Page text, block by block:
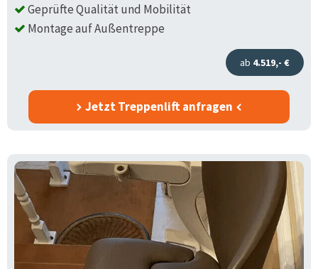
Geprüfte Qualität und Mobilität
Montage auf Außentreppe
ab 4.519,- €
Jetzt Treppenlift anfragen